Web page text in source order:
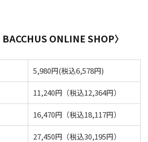
ONLINE SHOP〉
5,980円(税込6,578円)
11,240円（税込12,364円）
16,470円（税込18,117円）
27,450円（税込30,195円）